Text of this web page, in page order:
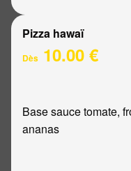
Pizza hawaï
Dès 10.00 €
Base sauce tomate,
ananas